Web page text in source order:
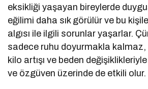
eksikliği yaşayan bireylerde
eğilimi daha sık görülür ve bu
algısı ile ilgili sorunlar yaşarlar.
sadece ruhu doyurmakla kalmaz,
kilo artışı ve beden
ve özgüven üzerinde de etkili olur.